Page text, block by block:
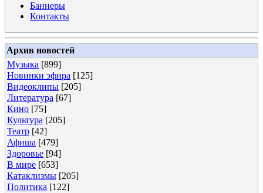
Баннеры
Контакты
Архив новостей
Музыка [899]
Новинки эфира [125]
Видеоклипы [205]
Литература [67]
Кино [75]
Культура [205]
Театр [42]
Афиша [479]
Здоровье [94]
В мире [653]
Катаклизмы [205]
Политика [122]